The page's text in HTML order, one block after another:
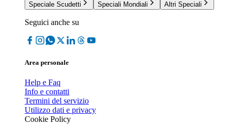
Speciale Scudetti
Speciali Mondiali Altri Speciali
Seguici anche su
Area personale
Help e Faq
Info e contatti
Termini del servizio
Utilizzo dati e privacy
Cookie Policy